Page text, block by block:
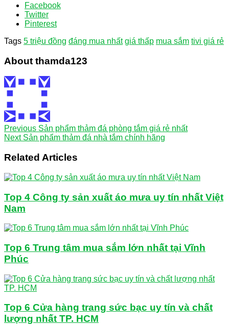
Facebook
Twitter
Pinterest
Tags 5 triệu đồng đáng mua nhất giá thấp mua sắm tivi giá rẻ
About thamda123
Previous Sản phẩm thảm đá phòng tắm giá rẻ nhất
NextSản phẩm thảm đá nhà tắm chính hãng
Related Articles
Top 4 Công ty sản xuất áo mưa uy tín nhất Việt
Nam
Top 6 Trung tâm mua sắm lớn nhất tại Vĩnh
Phúc
Top 6 Cửa hàng trang sức bạc uy tín và chất
lượng nhất TP. HCM